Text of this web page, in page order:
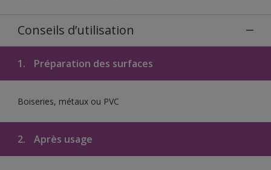
Conseils d’utilisation
1. Préparation des surfaces
Boiseries, métaux ou PVC
2. Après usage